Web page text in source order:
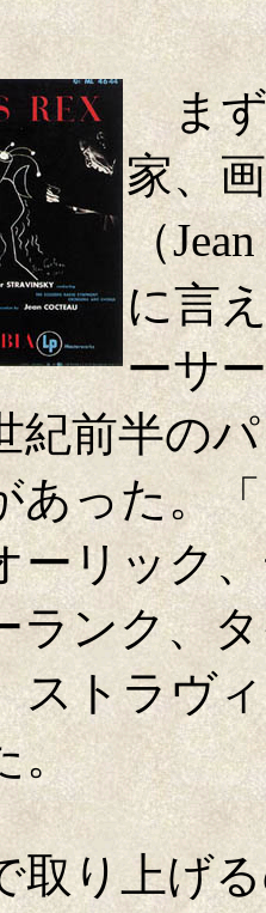
まず
家、
（
に言
ーサ
紀前半の
あった。
ーリック
ランク、
ストラヴ
。
り上げる